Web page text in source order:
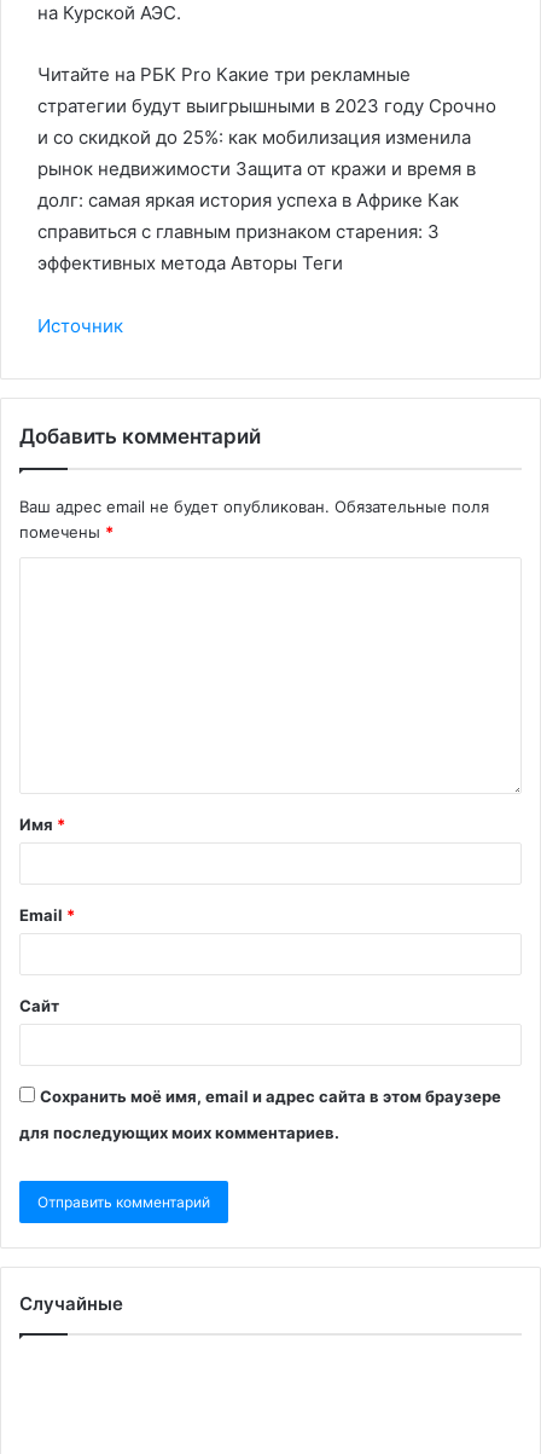
на Курской АЭС.
Читайте на РБК Pro Какие три рекламные
стратегии будут выигрышными в 2023 году Срочно
и со скидкой до 25%: как мобилизация изменила
рынок недвижимости Защита от кражи и время в
долг: самая яркая история успеха в Африке Как
справиться с главным признаком старения: 3
эффективных метода Авторы Теги
Источник
Добавить комментарий
Ваш адрес email не будет опубликован. Обязательные поля
помечены *
Имя *
Email *
Сайт
Сохранить моё имя, email и адрес сайта в этом браузере
для последующих моих комментариев.
Случайные